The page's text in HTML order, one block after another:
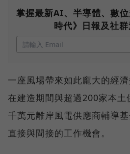
掌握最新AI、半導體、數
時代》日報及社
一座風場帶來如此龐大的經
在建造期間與超過200家本
千萬元離岸風電供應商輔導
直接與間接的工作機會。